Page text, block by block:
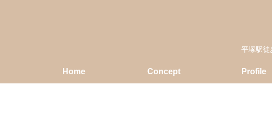
平塚駅徒
Home Concept Profile